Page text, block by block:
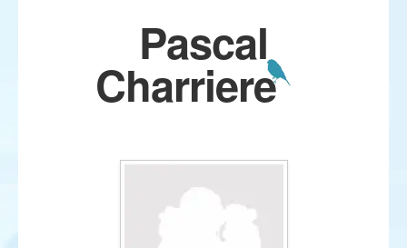
Pascal
Charriere